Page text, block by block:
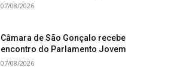
07/08/2026
Câmara de São Gonçalo recebe
encontro do Parlamento Jovem
07/08/2026